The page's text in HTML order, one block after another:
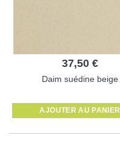
37,50 €
Daim suédine beige
AJOUTER AU PANIER